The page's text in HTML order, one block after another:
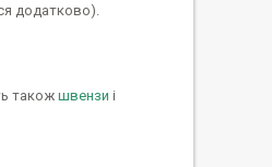
додатково).
також швензи і